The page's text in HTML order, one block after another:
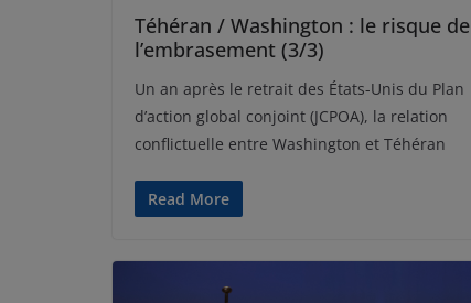
Téhéran / Washington : le risque de
l’embrasement (3/3)
Un an après le retrait des États-Unis du Plan
d’action global conjoint (JCPOA), la relation
conflictuelle entre Washington et Téhéran
Read More